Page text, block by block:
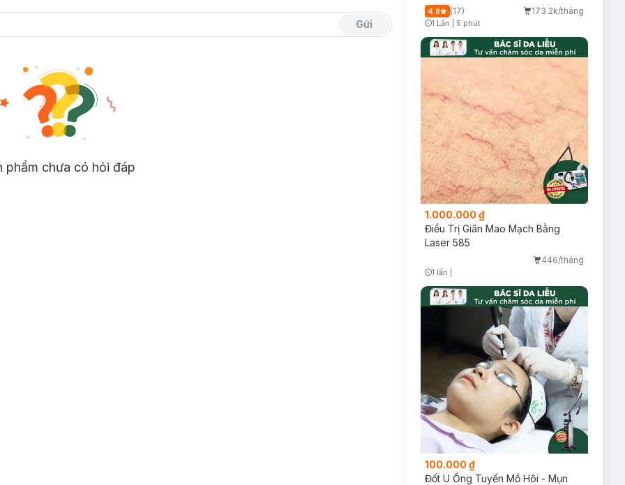
Gửi
phẩm chưa có hỏi đáp
4.8 (17) 173.2k/tháng
Timer Gray Icon
1 Lần 5 phút
1.000.000 ₫
Điều Trị Giãn Mao Mạch Bằng
Laser 585
446/tháng
1 lần
100.000 ₫
Đốt U Ống Tuyến Mồ Hôi - Mụn